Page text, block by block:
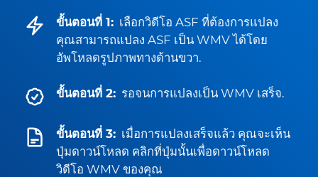
ขั้นตอนที่ 1: เลือกวิดีโอ ASF ที่ต้องการแปลง
คุณสามารถแปลง ASF เป็น WMV ได้โดย
อัพโหลดรูปภาพทางด้านขวา.
ขั้นตอนที่ 2: รอจนการแปลงเป็น WMV เสร็จ.
ขั้นตอนที่ 3: เมื่อการแปลงเสร็จแล้ว คุณจะเห็น
ปุ่มดาวน์โหลด คลิกที่ปุ่มนั้นเพื่อดาวน์โหลด
วิดีโอ WMV ของคุณ